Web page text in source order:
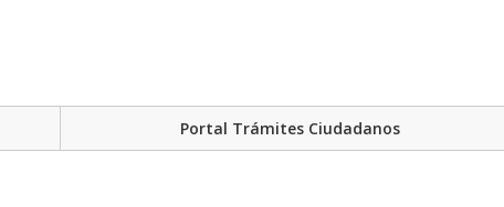
Portal Trámites Ciudadanos